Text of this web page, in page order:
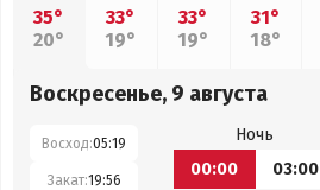
35°
20°
33°
19°
33°
19°
31°
18°
Воскресенье, 9 августа
Восход:05:19
Закат:19:56
Ночь
00:00
03:00